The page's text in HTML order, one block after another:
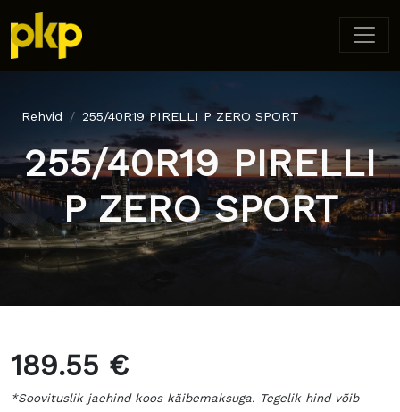
Rehvid 255/40R19 PIRELLI P ZERO SPORT
255/40R19 PIRELLI
P ZERO SPORT
189.55 €
*Soovituslik jaehind koos käibemaksuga. Tegelik hind võib